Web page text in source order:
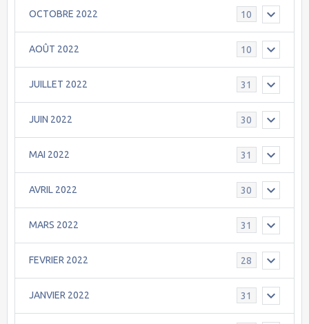
OCTOBRE 2022 10
AOÛT 2022 10
JUILLET 2022 31
JUIN 2022 30
MAI 2022 31
AVRIL 2022 30
MARS 2022 31
FEVRIER 2022 28
JANVIER 2022 31